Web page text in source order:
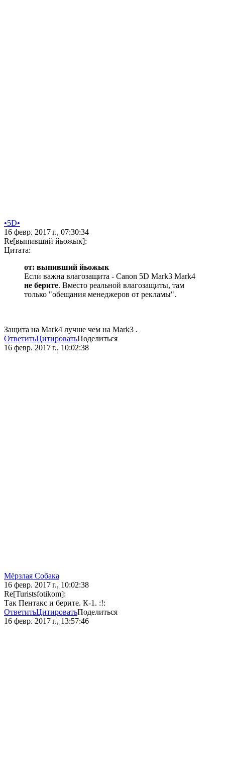
•5D•
16 февр. 2017 г., 07:30:34
Re[выпивший йьожык]:
Цитата:
от: выпивший йьожык
Если важна влагозащита - Canon 5D Mark3 Mark4
не берите. Вместо реальной влагозащиты, там
только "обещания менеджеров от рекламы".
Защита на Mark4 лучше чем на Mark3 .
ОтветитьЦитироватьПоделиться
16 февр. 2017 г., 10:02:38
Мёрзлая Собака
16 февр. 2017 г., 10:02:38
Re[Turistsfotikom]:
Так Пентакс и берите. К-1. :!:
ОтветитьЦитироватьПоделиться
16 февр. 2017 г., 13:57:46